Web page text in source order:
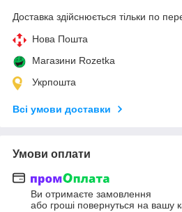
Доставка здійснюється тільки по
Нова Пошта
Магазини Rozetka
Укрпошта
Всі умови доставки
Умови оплати
Ви отримаєте замовлення
або гроші повернуться на вашу